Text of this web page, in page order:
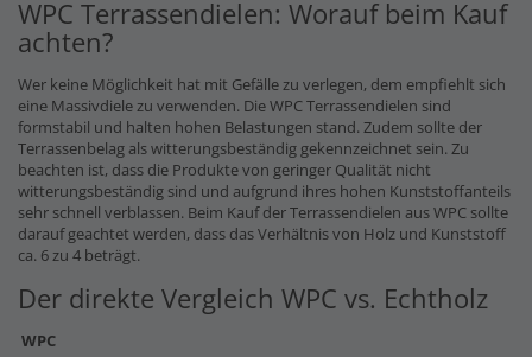
WPC Terrassendielen: Worauf beim Kauf
achten?
Wer keine Möglichkeit hat mit Gefälle zu verlegen, dem empfiehlt sich
eine Massivdiele zu verwenden. Die WPC Terrassendielen sind
formstabil und halten hohen Belastungen stand. Zudem sollte der
Terrassenbelag als witterungsbeständig gekennzeichnet sein. Zu
beachten ist, dass die Produkte von geringer Qualität nicht
witterungsbeständig sind und aufgrund ihres hohen Kunststoffanteils
sehr schnell verblassen. Beim Kauf der Terrassendielen aus WPC sollte
darauf geachtet werden, dass das Verhältnis von Holz und Kunststoff
ca. 6 zu 4 beträgt.
Der direkte Vergleich WPC vs. Echtholz
WPC